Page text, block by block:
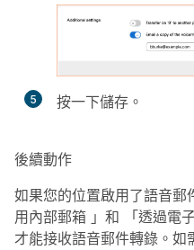
5 按一下儲存 。
後續動作
如果您的位置啟用了語音郵
用內部郵箱 」和 「透過電
才能接收語音郵件轉錄。如